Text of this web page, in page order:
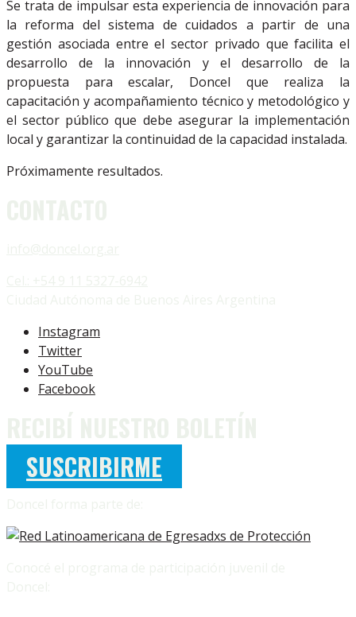
Se trata de impulsar esta experiencia de innovación para
la reforma del sistema de cuidados a partir de una
gestión asociada entre el sector privado que facilita el
desarrollo de la innovación y el desarrollo de la
propuesta para escalar, Doncel que realiza la
capacitación y acompañamiento técnico y metodológico y
el sector público que debe asegurar la implementación
local y garantizar la continuidad de la capacidad instalada.
Próximamente resultados.
Instagram
Twitter
YouTube
Facebook
SUSCRIBIRME